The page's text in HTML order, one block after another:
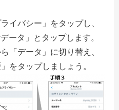
イバシー」をタップし、
ータ」とタップします。
「データ」に切り替え、
をタップしましょう。